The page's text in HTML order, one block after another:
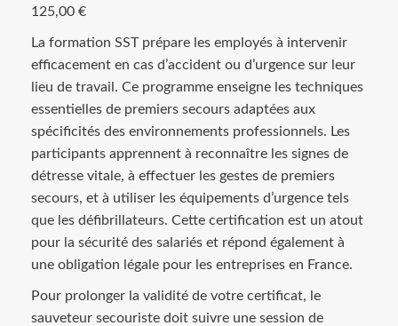
125,00 €
La formation SST prépare les employés à intervenir
efficacement en cas d’accident ou d’urgence sur leur
lieu de travail. Ce programme enseigne les techniques
essentielles de premiers secours adaptées aux
spécificités des environnements professionnels. Les
participants apprennent à reconnaître les signes de
détresse vitale, à effectuer les gestes de premiers
secours, et à utiliser les équipements d’urgence tels
que les défibrillateurs. Cette certification est un atout
pour la sécurité des salariés et répond également à
une obligation légale pour les entreprises en France.
Pour prolonger la validité de votre certificat, le
sauveteur secouriste doit suivre une session de